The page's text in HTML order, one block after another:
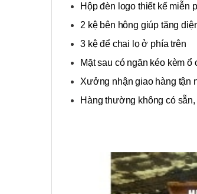
Hộp đèn logo thiết kế miễn
2 kệ bên hông giúp tăng
3 kệ để chai lọ ở phía trên
Mặt sau có ngăn kéo kèm
Xưởng nhận giao hàng tận
Hàng thường không có